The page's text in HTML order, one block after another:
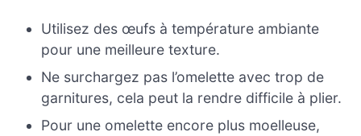
Utilisez des œufs à température ambiante
pour une meilleure texture.
Ne surchargez pas l’omelette avec trop de
garnitures, cela peut la rendre difficile à plier.
Pour une omelette encore plus moelleuse,